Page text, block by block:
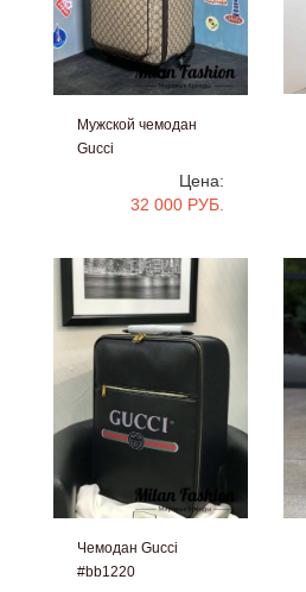
Мужской чемодан
Gucci
Цена:
32 000 РУБ.
Чемодан Gucci
#bb1220